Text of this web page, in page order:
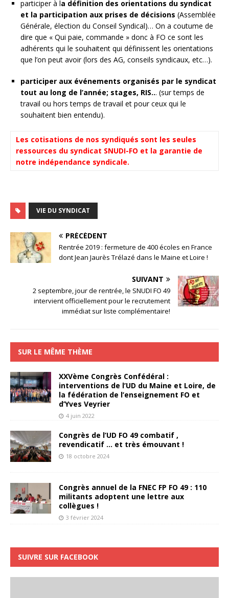
participer à la définition des orientations du syndicat
et la participation aux prises de décisions (Assemblée
Générale, élection du Conseil Syndical)… On a coutume de
dire que « Qui paie, commande » donc à FO ce sont les
adhérents qui le souhaitent qui définissent les orientations
que l’on peut avoir (lors des AG, conseils syndicaux, etc…).
participer aux événements organisés par le syndicat
tout au long de l’année; stages, RIS... (sur temps de
travail ou hors temps de travail et pour ceux qui le
souhaitent bien entendu).
Les cotisations de nos syndiqués sont les seules
ressources du syndicat SNUDI-FO et la garantie de
notre indépendance syndicale.
VIE DU SYNDICAT
PRÉCÉDENT
Rentrée 2019 : fermeture de 400 écoles en France
dont Jean Jaurès Trélazé dans le Maine et Loire !
SUIVANT
2 septembre, jour de rentrée, le SNUDI FO 49
intervient officiellement pour le recrutement
immédiat sur liste complémentaire!
SUR LE MÊME THÈME
XXVème Congrès Confédéral :
interventions de l’UD du Maine et Loire, de
la fédération de l’enseignement FO et
d’Yves Veyrier
4 juin 2022
Congrès de l’UD FO 49 combatif ,
revendicatif … et très émouvant !
18 octobre 2024
Congrès annuel de la FNEC FP FO 49 : 110
militants adoptent une lettre aux
collègues !
3 février 2024
SUIVRE SUR FACEBOOK